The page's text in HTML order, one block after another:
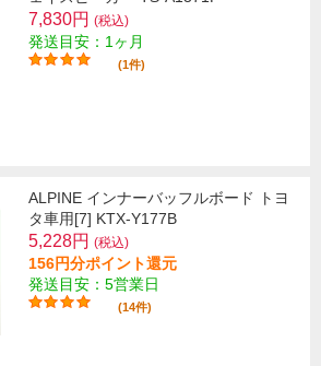
7,830円 (税込)
発送目安：1ヶ月
(1件)
ALPINE インナーバッフルボード トヨ
タ車用[7] KTX-Y177B
5,228円 (税込)
156円分ポイント還元
発送目安：5営業日
(14件)